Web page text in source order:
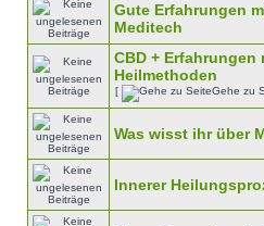
Gute Erfahrungen
Meditech
CBD +
Heilmethoden
[ Gehe zu
Was wisst ihr über
Innerer